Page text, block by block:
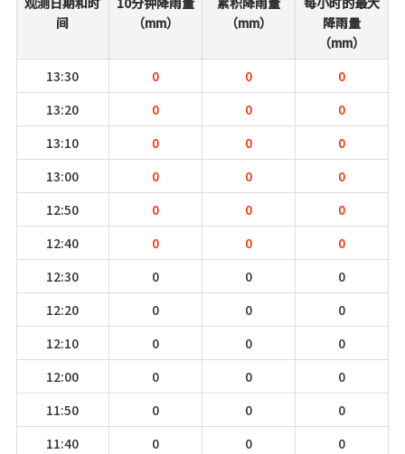
间
（mm）
（mm）
降雨量
（mm）
13:30
0 0
0
13:20
0 0
0
13:10
0 0
0
13:00
0 0
0
12:50
0 0
0
12:40
0 0
0
12:30
0 0
0
12:20
0 0
0
12:10
0 0
0
12:00
0 0
0
11:50
0 0
0
11:40
0 0 0